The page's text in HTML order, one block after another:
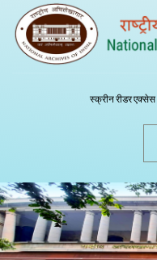
स्क्रीन रीडर एक्सेस